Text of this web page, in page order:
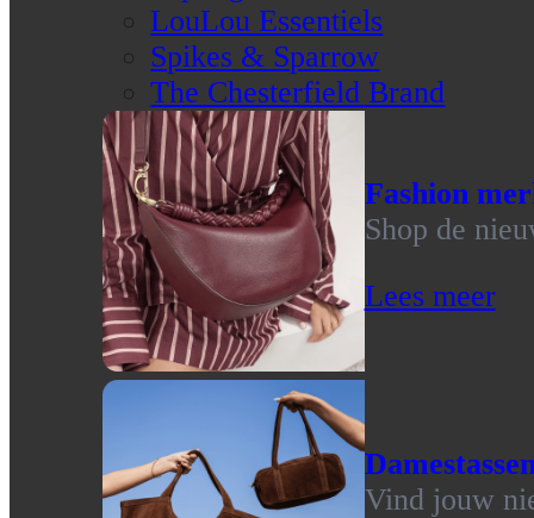
LouLou Essentiels
Spikes & Sparrow
The Chesterfield Brand
Fashion
Shop de
Lees meer
Vind jouw